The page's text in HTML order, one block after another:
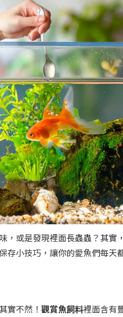
，或是發現裡面長蟲蟲？其實
小技巧，讓你的愛魚們每天
實不然！ 觀賞魚飼料裡面含有